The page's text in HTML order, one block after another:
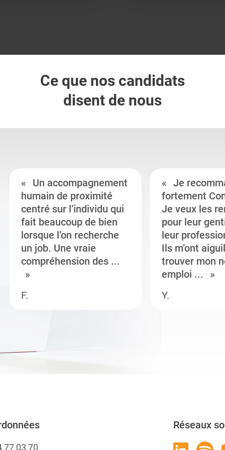
Ce que nos candidats
disent de nous
Un accompagnement
humain de proximité
centré sur l’individu qui
fait beaucoup de bien
lorsque l’on recherche
un job. Une vraie
compréhension des ...
F.
Je
fortement
Je veux les
pour leur
leur
Ils m’ont
trouver mon
emploi ...
Y.
77 03 70
Réseaux